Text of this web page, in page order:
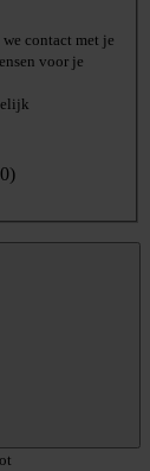
contact met je
voor je